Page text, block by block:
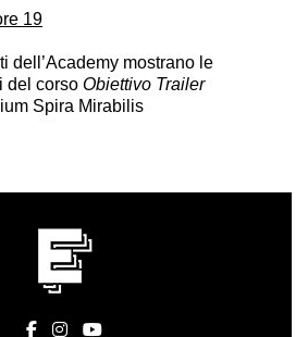
19
dell’Academy mostrano le
del corso Obiettivo Trailer
Spira Mirabilis